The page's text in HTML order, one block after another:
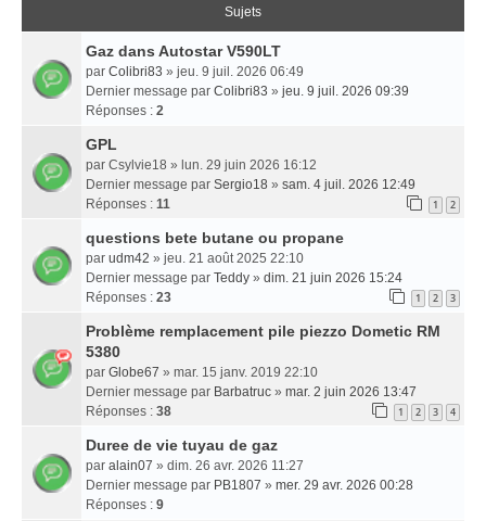
Sujets
Gaz dans Autostar V590LT
par Colibri83 » jeu. 9 juil. 2026 06:49
Dernier message par Colibri83 » jeu. 9 juil. 2026 09:39
Réponses : 2
GPL
par Csylvie18 » lun. 29 juin 2026 16:12
Dernier message par Sergio18 » sam. 4 juil. 2026 12:49
Réponses : 11 1 2
questions bete butane ou propane
par udm42 » jeu. 21 août 2025 22:10
Dernier message par Teddy » dim. 21 juin 2026 15:24
Réponses : 23 1 2 3
Problème remplacement pile piezzo Dometic RM
5380
par Globe67 » mar. 15 janv. 2019 22:10
Dernier message par Barbatruc » mar. 2 juin 2026 13:47
Réponses : 38 1 2 3 4
Duree de vie tuyau de gaz
par alain07 » dim. 26 avr. 2026 11:27
Dernier message par PB1807 » mer. 29 avr. 2026 00:28
Réponses : 9